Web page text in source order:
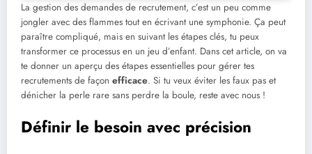
La gestion des demandes de recrutement, c’est un peu comme
jongler avec des flammes tout en écrivant une symphonie. Ça peut
paraître compliqué, mais en suivant les étapes clés, tu peux
transformer ce processus en un jeu d’enfant. Dans cet article, on va
te donner un aperçu des étapes essentielles pour gérer tes
recrutements de façon efficace. Si tu veux éviter les faux pas et
dénicher la perle rare sans perdre la boule, reste avec nous !
Définir le besoin avec précision